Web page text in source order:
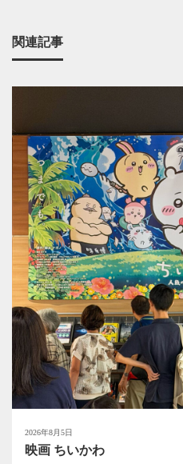
関連記事
2026年8月5日
映画 ちいかわ